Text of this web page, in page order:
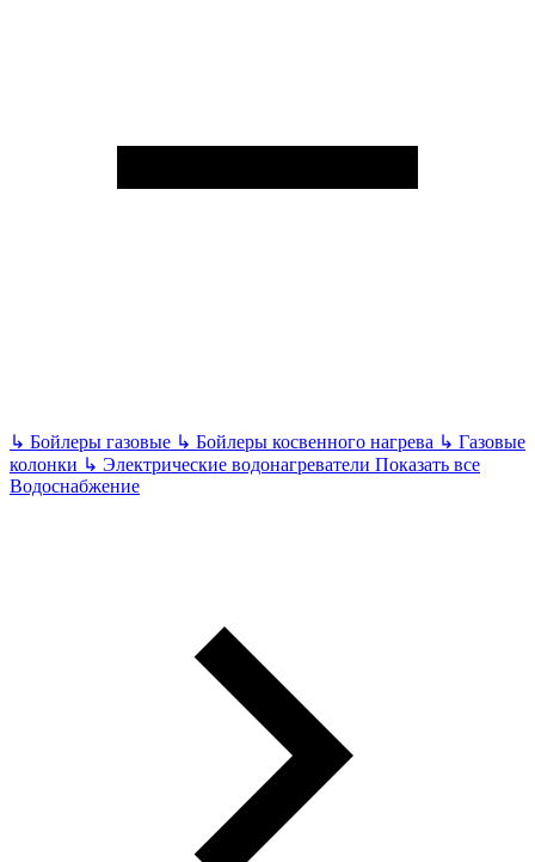
↳ Бойлеры газовые ↳ Бойлеры косвенного нагрева ↳ Газовые
колонки ↳ Электрические водонагреватели Показать все
Водоснабжение